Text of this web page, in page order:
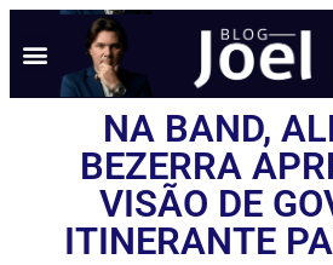
NA BAND,
BEZERRA
VISÃO DE
ITINERANTE